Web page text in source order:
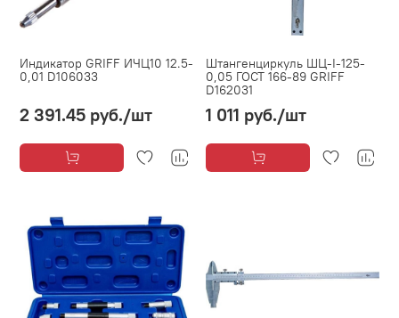
Индикатор GRIFF ИЧЦ10 12.5-
0,01 D106033
2 391.45 руб./шт
Штангенциркуль ШЦ-I-125-
0,05 ГОСТ 166-89 GRIFF
D162031
1 011 руб./шт